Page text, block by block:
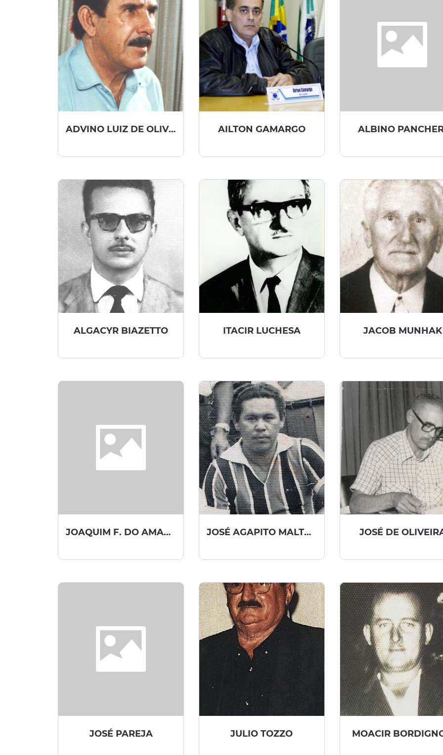
ADVINO LUIZ DE OLIVEIRA AILTON GAMARGO ALBINO
ALGACYR BIAZETTO ITACIR LUCHESA JACOB MUNHAK
JOAQUIM F. DO AMARAL JOSÉ AGAPITO MALTEZO JOSÉ DE
JOSÉ PAREJA JULIO TOZZO MOACIR